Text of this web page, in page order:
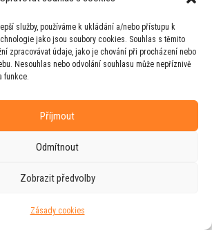
služby, používáme k ukládání a/nebo přístupu k
jako jsou soubory cookies. Souhlas s těmito
zpracovávat údaje, jako je chování při procházení nebo
Nesouhlas nebo odvolání souhlasu může nepříznivě
funkce.
Příjmout
Odmítnout
Zobrazit předvolby
Zásady cookies
Horeckého
firmaRUDIve spolupráci s